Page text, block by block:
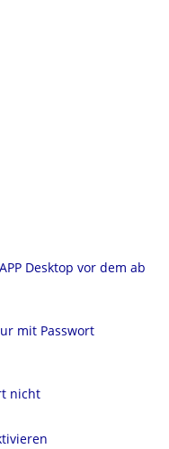
Desktop vor dem ab
mit Passwort
nicht